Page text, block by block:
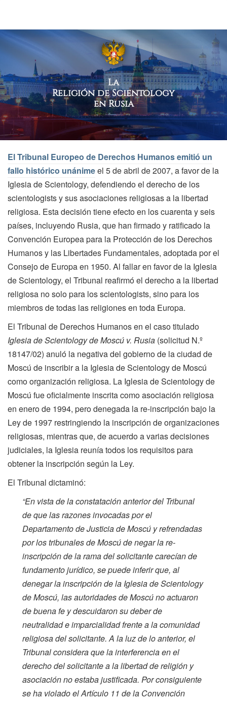
La
Religión de Scientology
en Rusia
El Tribunal Europeo de Derechos Humanos emitió un
fallo histórico unánimeel 5 de abril de 2007, a favor de la
Iglesia de Scientology, defendiendo el derecho de los
scientologists y sus asociaciones religiosas a la libertad
religiosa. Esta decisión tiene efecto en los cuarenta y seis
países, incluyendo Rusia, que han firmado y ratificado la
Convención Europea para la Protección de los Derechos
Humanos y las Libertades Fundamentales, adoptada por el
Consejo de Europa en 1950. Al fallar en favor de la Iglesia
de Scientology, el Tribunal reafirmó el derecho a la libertad
religiosa no solo para los scientologists, sino para los
miembros de todas las religiones en toda Europa.
El Tribunal de Derechos Humanos en el caso titulado
Iglesia de Scientology de Moscú v. Rusia (solicitud N.º
18147/02) anuló la negativa del gobierno de la ciudad de
Moscú de inscribir a la Iglesia de Scientology de Moscú
como organización religiosa. La Iglesia de Scientology de
Moscú fue oficialmente inscrita como asociación religiosa
en enero de 1994, pero denegada la re-inscripción bajo la
Ley de 1997 restringiendo la inscripción de organizaciones
religiosas, mientras que, de acuerdo a varias decisiones
judiciales, la Iglesia reunía todos los requisitos para
obtener la inscripción según la Ley.
El Tribunal dictaminó:
“En vista de la constatación anterior del Tribunal
de que las razones invocadas por el
Departamento de Justicia de Moscú y refrendadas
por los tribunales de Moscú de negar la re-
inscripción de la rama del solicitante carecían de
fundamento jurídico, se puede inferir que, al
denegar la inscripción de la Iglesia de Scientology
de Moscú, las autoridades de Moscú no actuaron
de buena fe y descuidaron su deber de
neutralidad e imparcialidad frente a la comunidad
religiosa del solicitante. A la luz de lo anterior, el
Tribunal considera que la interferencia en el
derecho del solicitante a la libertad de religión y
asociación no estaba justificada. Por consiguiente
se ha violado el Artículo 11 de la Convención